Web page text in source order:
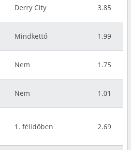
Derry City 3.85
Mindkettő 1.99
Nem 1.75
Nem 1.01
1. félidőben 2.69